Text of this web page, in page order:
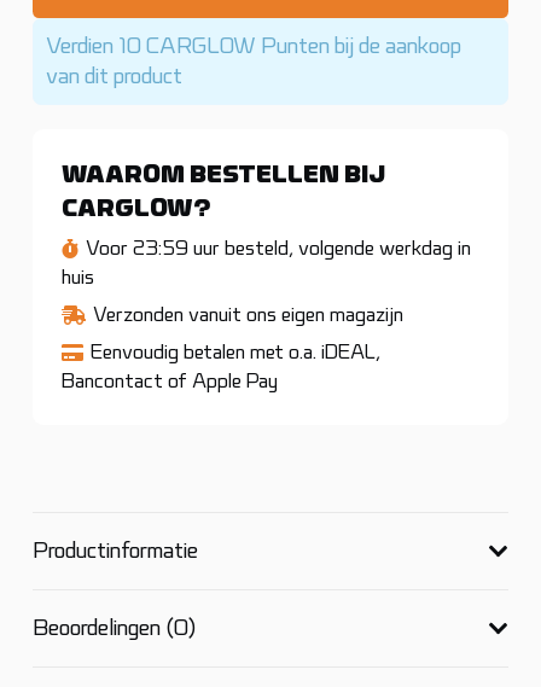
Foam
Applicator
(2-
pack)
aantal
Verdien 10 CARGLOW Punten bij de aankoop
van dit product
WAAROM BESTELLEN BIJ
CARGLOW?
Voor 23:59 uur besteld, volgende werkdag in
huis
Verzonden vanuit ons eigen magazijn
Eenvoudig betalen met o.a. iDEAL,
Bancontact of Apple Pay
Productinformatie
Beoordelingen (0)